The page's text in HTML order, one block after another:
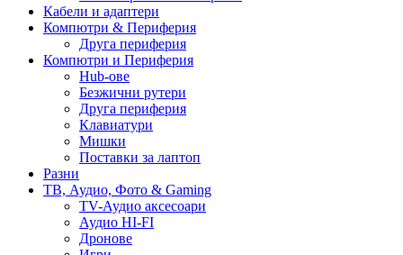
Кабели и адаптери
Компютри & Периферия
Друга периферия
Компютри и Периферия
Hub-ове
Безжични рутери
Друга периферия
Клавиатури
Мишки
Поставки за лаптоп
Разни
ТВ, Аудио, Фото & Gaming
TV-Аудио аксесоари
Аудио HI-FI
Дронове